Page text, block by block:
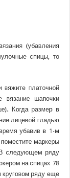
(убавления
спицы, то
вяжите платочной
вязание шапочки
Когда размер в
лицевой гладью
убавив в 1-м
маркеры
В следующем ряду
на спицах 78
круговом ряду еще